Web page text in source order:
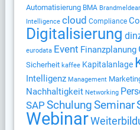
Automatisierung BMA
Intelligence cloud Compliance
Digitalisierung
eurodata Event Finanzplanung
Sicherheit kaffee Kapitalanlage
Intelligenz Management
Nachhaltigkeit Networking
SAP SchulungSeminar
Webinar